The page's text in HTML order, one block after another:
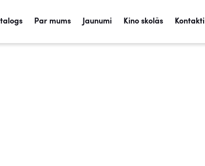
Par mums Jaunumi Kino skolās Kontakti